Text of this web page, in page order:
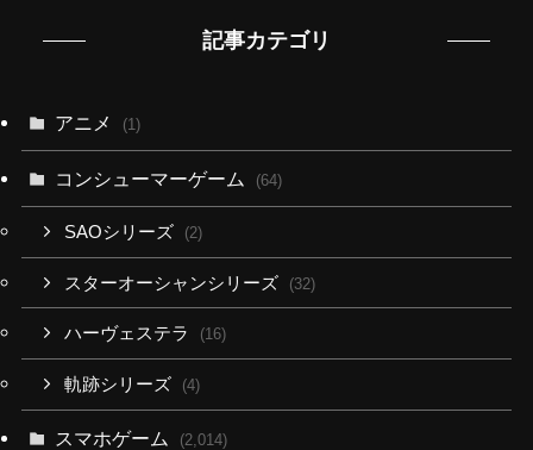
記事カテゴリ
アニメ (1)
コンシューマーゲーム (64)
SAOシリーズ (2)
スターオーシャンシリーズ (32)
ハーヴェステラ (16)
軌跡シリーズ (4)
スマホゲーム (2,014)